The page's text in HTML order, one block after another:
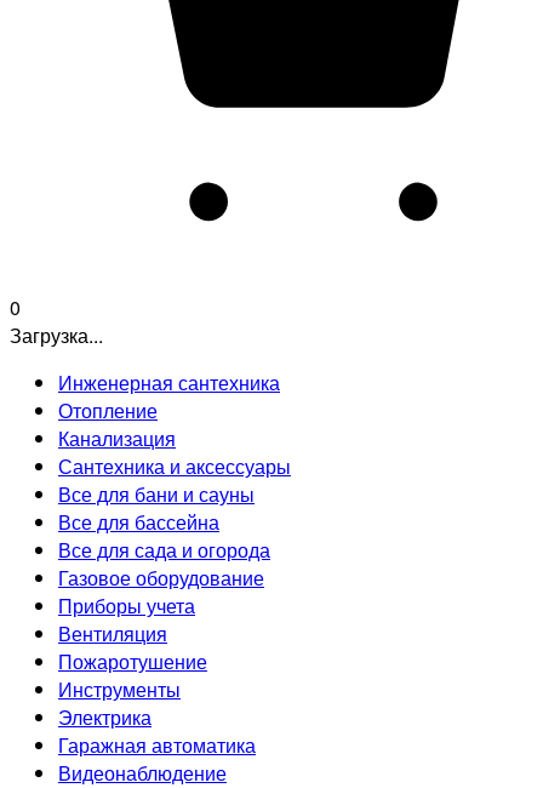
0
Загрузка...
Инженерная сантехника
Отопление
Канализация
Сантехника и аксессуары
Все для бани и сауны
Все для бассейна
Все для сада и огорода
Газовое оборудование
Приборы учета
Вентиляция
Пожаротушение
Инструменты
Электрика
Гаражная автоматика
Видеонаблюдение